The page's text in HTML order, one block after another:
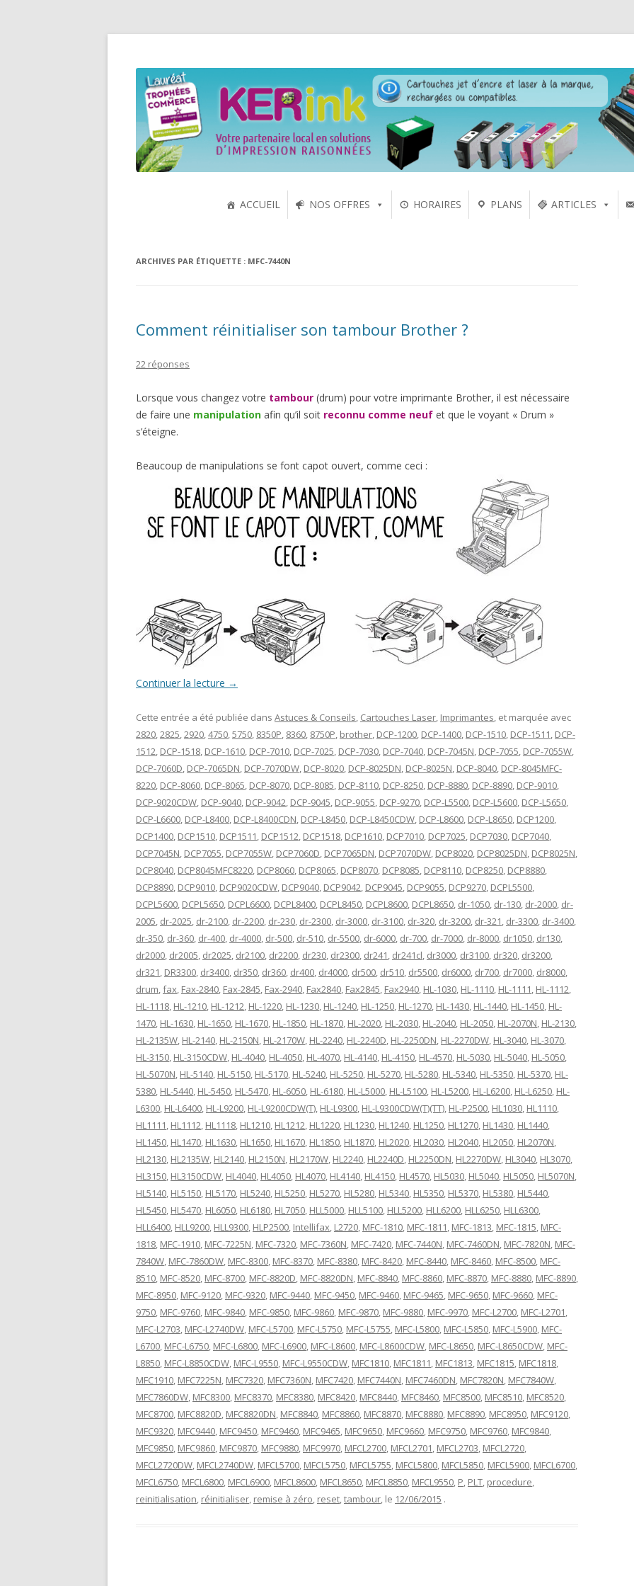
KERink
au
ACCUEIL NOS OFFRES HORAIRES PLANS ARTICLES
ARCHIVES PAR ÉTIQUETTE : MFC-7440N
Comment réinitialiser son tambour Brother ?
22 réponses
Lorsque vous changez votre tambour (drum) pour votre imprimante Brother, il est nécessaire
de faire une manipulation afin qu’il soit reconnu comme neuf et que le voyant « Drum »
s’éteigne.
Beaucoup de manipulations se font capot ouvert, comme ceci :
Continuer la lecture →
Cette entrée a été publiée dans Astuces & Conseils, Cartouches Laser, Imprimantes, et marquée avec
2820,2825,2920,4750,5750, 8350P, 8360, 8750P, brother, DCP-1200, DCP-1400, DCP-1510, DCP-1511, DCP-
1512, DCP-1518, DCP-1610, DCP-7010, DCP-7025, DCP-7030, DCP-7040, DCP-7045N, DCP-7055, DCP-7055W,
DCP-7060D, DCP-7065DN, DCP-7070DW, DCP-8020, DCP-8025DN, DCP-8025N, DCP-8040, DCP-8045MFC-
8220, DCP-8060, DCP-8065, DCP-8070, DCP-8085, DCP-8110, DCP-8250, DCP-8880, DCP-8890, DCP-9010,
DCP-9020CDW, DCP-9040, DCP-9042, DCP-9045, DCP-9055, DCP-9270, DCP-L5500, DCP-L5600, DCP-L5650,
DCP-L6600, DCP-L8400, DCP-L8400CDN, DCP-L8450, DCP-L8450CDW, DCP-L8600, DCP-L8650, DCP1200,
DCP1400, DCP1510, DCP1511, DCP1512, DCP1518, DCP1610, DCP7010, DCP7025, DCP7030, DCP7040,
DCP7045N, DCP7055, DCP7055W, DCP7060D, DCP7065DN, DCP7070DW, DCP8020, DCP8025DN, DCP8025N,
DCP8040, DCP8045MFC8220, DCP8060, DCP8065, DCP8070, DCP8085, DCP8110, DCP8250, DCP8880,
DCP8890, DCP9010, DCP9020CDW, DCP9040, DCP9042, DCP9045, DCP9055, DCP9270, DCPL5500,
DCPL5600, DCPL5650, DCPL6600, DCPL8400, DCPL8450, DCPL8600, DCPL8650, dr-1050, dr-130, dr-2000, dr-
2005, dr-2025, dr-2100, dr-2200, dr-230, dr-2300, dr-3000, dr-3100, dr-320, dr-3200, dr-321, dr-3300, dr-3400,
dr-350, dr-360, dr-400, dr-4000, dr-500, dr-510, dr-5500, dr-6000, dr-700, dr-7000, dr-8000, dr1050, dr130,
dr2000, dr2005, dr2025, dr2100, dr2200, dr230, dr2300, dr241, dr241cl, dr3000, dr3100, dr320, dr3200,
dr321, DR3300, dr3400, dr350, dr360, dr400, dr4000, dr500, dr510, dr5500, dr6000, dr700, dr7000, dr8000,
drum,fax, Fax-2840, Fax-2845, Fax-2940, Fax2840, Fax2845, Fax2940, HL-1030, HL-1110, HL-1111, HL-1112,
HL-1118, HL-1210, HL-1212, HL-1220, HL-1230, HL-1240, HL-1250, HL-1270, HL-1430, HL-1440, HL-1450, HL-
1470, HL-1630, HL-1650, HL-1670, HL-1850, HL-1870, HL-2020, HL-2030, HL-2040, HL-2050, HL-2070N, HL-2130,
HL-2135W, HL-2140, HL-2150N, HL-2170W, HL-2240, HL-2240D, HL-2250DN, HL-2270DW, HL-3040, HL-3070,
HL-3150, HL-3150CDW, HL-4040, HL-4050, HL-4070, HL-4140, HL-4150, HL-4570, HL-5030, HL-5040, HL-5050,
HL-5070N, HL-5140, HL-5150, HL-5170, HL-5240, HL-5250, HL-5270, HL-5280, HL-5340, HL-5350, HL-5370, HL-
5380, HL-5440, HL-5450, HL-5470, HL-6050, HL-6180, HL-L5000, HL-L5100, HL-L5200, HL-L6200, HL-L6250, HL-
L6300, HL-L6400, HL-L9200, HL-L9200CDW(T), HL-L9300, HL-L9300CDW(T)(TT), HL-P2500, HL1030, HL1110,
HL1111, HL1112, HL1118, HL1210, HL1212, HL1220, HL1230, HL1240, HL1250, HL1270, HL1430, HL1440,
HL1450, HL1470, HL1630, HL1650, HL1670, HL1850, HL1870, HL2020, HL2030, HL2040, HL2050, HL2070N,
HL2130, HL2135W, HL2140, HL2150N, HL2170W, HL2240, HL2240D, HL2250DN, HL2270DW, HL3040, HL3070,
HL3150, HL3150CDW, HL4040, HL4050, HL4070, HL4140, HL4150, HL4570, HL5030, HL5040, HL5050, HL5070N,
HL5140, HL5150, HL5170, HL5240, HL5250, HL5270, HL5280, HL5340, HL5350, HL5370, HL5380, HL5440,
HL5450, HL5470, HL6050, HL6180, HL7050, HLL5000, HLL5100, HLL5200, HLL6200, HLL6250, HLL6300,
HLL6400, HLL9200, HLL9300, HLP2500, Intellifax, L2720, MFC-1810, MFC-1811, MFC-1813, MFC-1815, MFC-
1818, MFC-1910, MFC-7225N, MFC-7320, MFC-7360N, MFC-7420, MFC-7440N, MFC-7460DN, MFC-7820N, MFC-
7840W, MFC-7860DW, MFC-8300, MFC-8370, MFC-8380, MFC-8420, MFC-8440, MFC-8460, MFC-8500, MFC-
8510, MFC-8520, MFC-8700, MFC-8820D, MFC-8820DN, MFC-8840, MFC-8860, MFC-8870, MFC-8880, MFC-8890,
MFC-8950, MFC-9120, MFC-9320, MFC-9440, MFC-9450, MFC-9460, MFC-9465, MFC-9650, MFC-9660, MFC-
9750, MFC-9760, MFC-9840, MFC-9850, MFC-9860, MFC-9870, MFC-9880, MFC-9970, MFC-L2700, MFC-L2701,
MFC-L2703, MFC-L2740DW, MFC-L5700, MFC-L5750, MFC-L5755, MFC-L5800, MFC-L5850, MFC-L5900, MFC-
L6700, MFC-L6750, MFC-L6800, MFC-L6900, MFC-L8600, MFC-L8600CDW, MFC-L8650, MFC-L8650CDW, MFC-
L8850, MFC-L8850CDW, MFC-L9550, MFC-L9550CDW, MFC1810, MFC1811, MFC1813, MFC1815, MFC1818,
MFC1910, MFC7225N, MFC7320, MFC7360N, MFC7420, MFC7440N, MFC7460DN, MFC7820N, MFC7840W,
MFC7860DW, MFC8300, MFC8370, MFC8380, MFC8420, MFC8440, MFC8460, MFC8500, MFC8510, MFC8520,
MFC8700, MFC8820D, MFC8820DN, MFC8840, MFC8860, MFC8870, MFC8880, MFC8890, MFC8950, MFC9120,
MFC9320, MFC9440, MFC9450, MFC9460, MFC9465, MFC9650, MFC9660, MFC9750, MFC9760, MFC9840,
MFC9850, MFC9860, MFC9870, MFC9880, MFC9970, MFCL2700, MFCL2701, MFCL2703, MFCL2720,
MFCL2720DW, MFCL2740DW, MFCL5700, MFCL5750, MFCL5755, MFCL5800, MFCL5850, MFCL5900, MFCL6700,
MFCL6750, MFCL6800, MFCL6900, MFCL8600, MFCL8650, MFCL8850, MFCL9550, P, PLT, procedure,
reinitialisation, réinitialiser, remise à zéro, reset,tambour, le 12/06/2015 .